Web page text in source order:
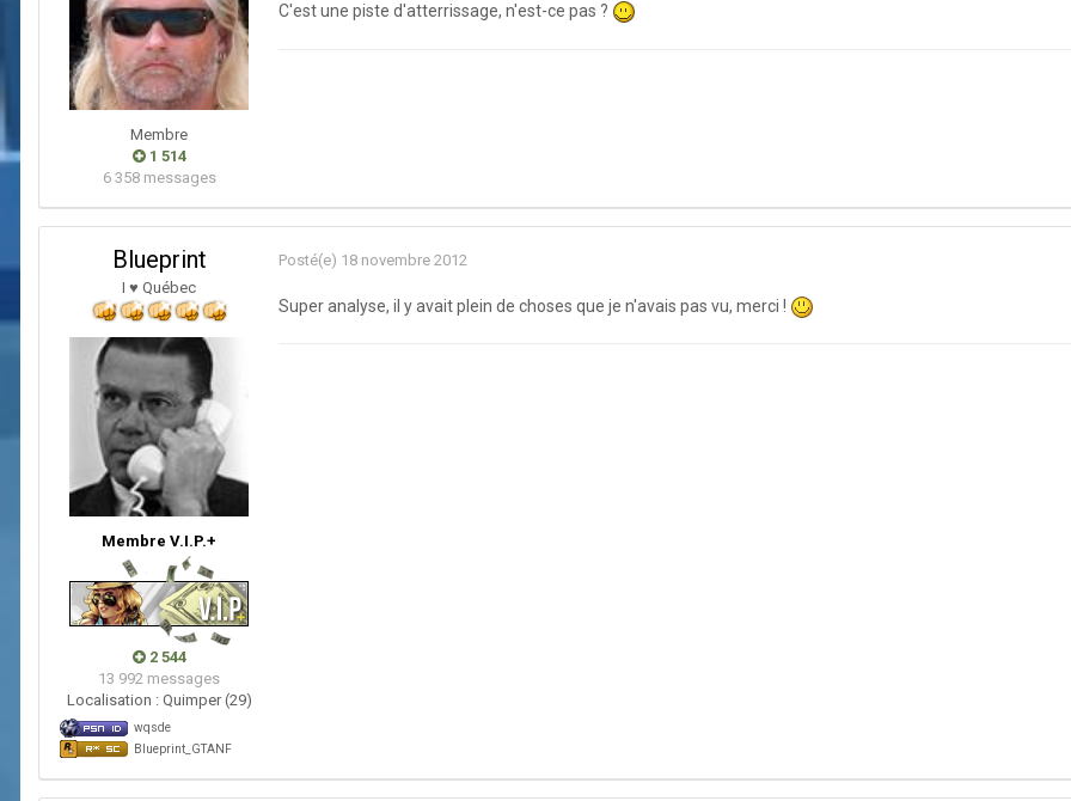
Membre
1 514
6 358 messages
C'est une piste d'atterrissage, n'est-ce pas ?
Blueprint
I ♥ Québec
Membre V.I.P.+
2 544
13 992 messages
Localisation : Quimper (29)
wqsde
Blueprint_GTANF
Posté(e) 18 novembre 2012
Super analyse, il y avait plein de choses que je n'avais pas vu, merci !